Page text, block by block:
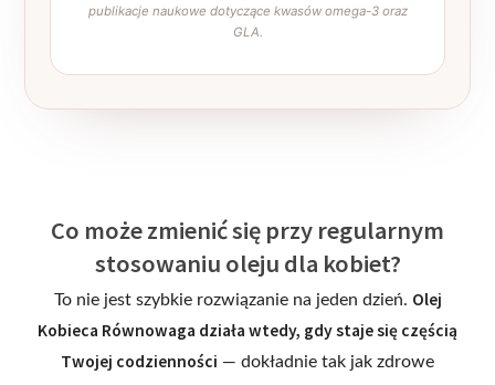
publikacje naukowe dotyczące kwasów omega-3 oraz
GLA.
Co może zmienić się przy regularnym
stosowaniu oleju dla kobiet?
To nie jest szybkie rozwiązanie na jeden dzień. Olej
Kobieca Równowaga działa wtedy, gdy staje się częścią
Twojej codzienności — dokładnie tak jak zdrowe